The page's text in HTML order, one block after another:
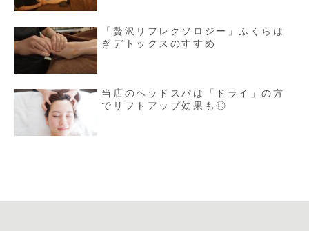
「贅沢リフレクソロジー」ふくらは
ぎデトックスのすすめ
当店のヘッドスパは「ドライ」の方
でリフトアップ効果も◎